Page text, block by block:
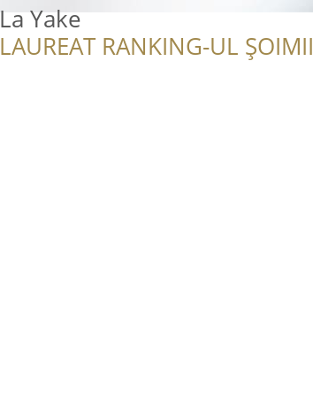
La Yake
LAUREAT RANKING-UL ȘOIMII